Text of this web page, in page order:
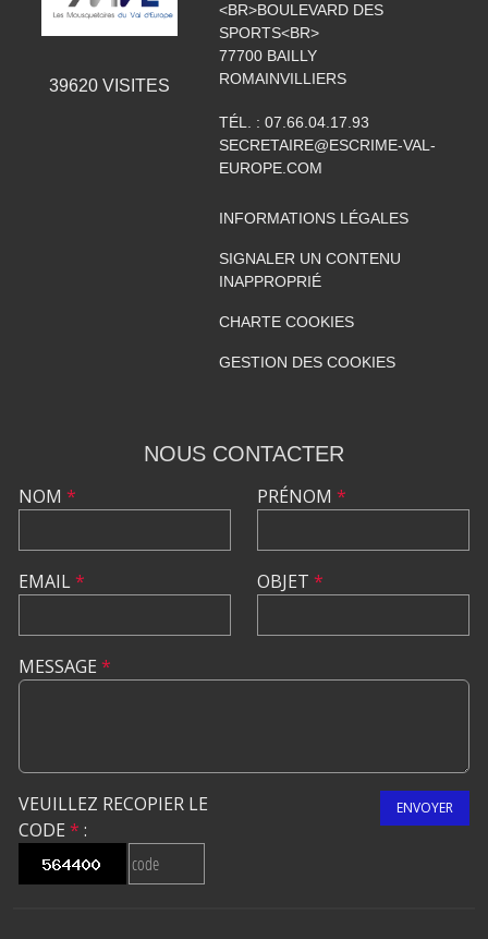
39620VISITES
<BR>BOULEVARD DES
SPORTS<BR>
77700 BAILLY
ROMAINVILLIERS
TÉL. : 07.66.04.17.93
SECRETAIRE@ESCRIME-VAL-
EUROPE.COM
INFORMATIONS LÉGALES
SIGNALER UN CONTENU
INAPPROPRIÉ
CHARTE COOKIES
GESTION DES COOKIES
NOUS CONTACTER
NOM *
EMAIL*
PRÉNOM *
OBJET *
MESSAGE *
VEUILLEZ RECOPIER LE
CODE * :
ENVOYER